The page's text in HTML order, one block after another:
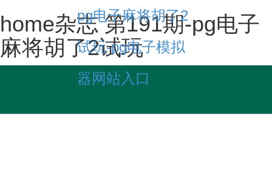
home杂志 第191期-pg电子
麻将胡了2试玩
pg电子麻将胡了2
试玩-pg电子模拟
器网站入口